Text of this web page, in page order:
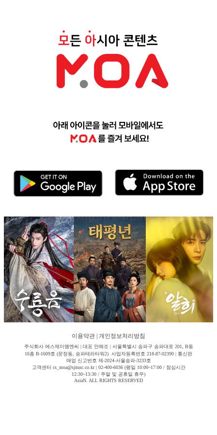
이용약관 개인정보처리방침
주식회사 에스제이엠엔씨 | 대표 안해조 | 서울특별시 송파구 송파대로 201, B동
16층 B-1609호 (문정동, 송파테라타워2) 사업자등록번호 218-87-02390 | 통신판
매업 신고번호 제-2024-서울송파-3233호
고객센터 cs_moa@sjmnc.co.kr | 02-400-6036 (평일 10:00~17:00 / 점심시간
12:30~13:30 / 주말 및 공휴일 휴무)
AsiaN. ALL RIGHTS RESERVED